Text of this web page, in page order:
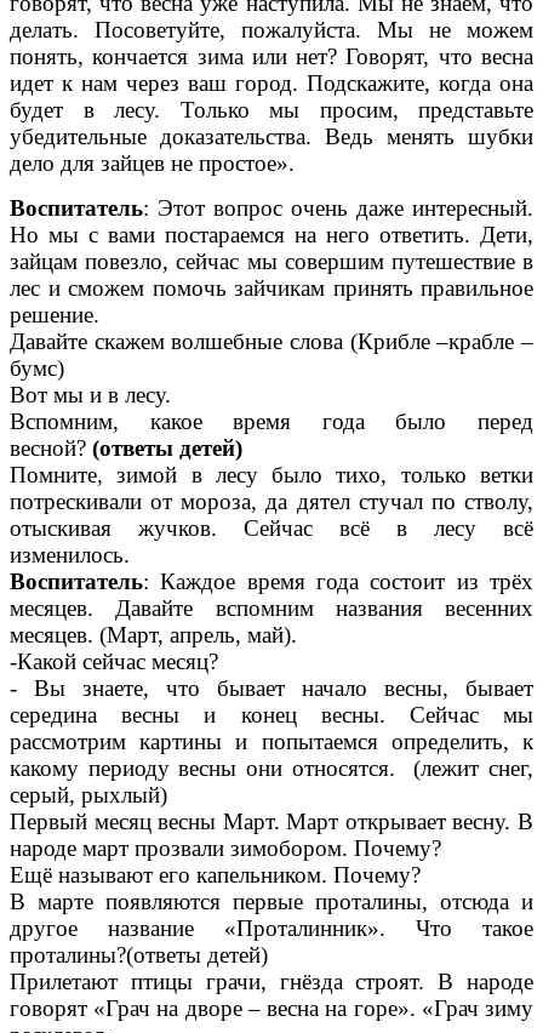
делать. Посоветуйте, пожалуйста. Мы не можем
понять, кончается зима или нет? Говорят, что весна
идет к нам через ваш город. Подскажите, когда она
будет в лесу. Только мы просим, представьте
убедительные доказательства. Ведь менять шубки
дело для зайцев не простое».
Воспитатель: Этот вопрос очень даже интересный.
Но мы с вами постараемся на него ответить. Дети,
зайцам повезло, сейчас мы совершим путешествие в
лес и сможем помочь зайчикам принять правильное
решение.
Давайте скажем волшебные слова (Крибле –крабле –
бумс)
Вот мы и в лесу.
Вспомним, какое время года было перед
весной? (ответы детей)
Помните, зимой в лесу было тихо, только ветки
потрескивали от мороза, да дятел стучал по стволу,
отыскивая жучков. Сейчас всё в лесу всё
изменилось.
Воспитатель: Каждое время года состоит из трёх
месяцев. Давайте вспомним названия весенних
месяцев. (Март, апрель, май).
-Какой сейчас месяц?
- Вы знаете, что бывает начало весны, бывает
середина весны и конец весны. Сейчас мы
рассмотрим картины и попытаемся определить, к
какому периоду весны они относятся. (лежит снег,
серый, рыхлый)
Первый месяц весны Март. Март открывает весну. В
народе март прозвали зимобором. Почему?
Ещё называют его капельником. Почему?
В марте появляются первые проталины, отсюда и
другое название «Проталинник». Что такое
проталины?(ответы детей)
Прилетают птицы грачи, гнёзда строят. В народе
говорят «Грач на дворе – весна на горе». «Грач зиму